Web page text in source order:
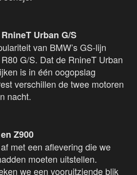
Urban G/S
van BMW’s GS-lijn
G/S. Dat de RnineT Urban
is in één oogopslag
verschillen de twee motoren
nacht.
Z900
met een aflevering die we
moeten uitstellen.
we een vooruitziende blik